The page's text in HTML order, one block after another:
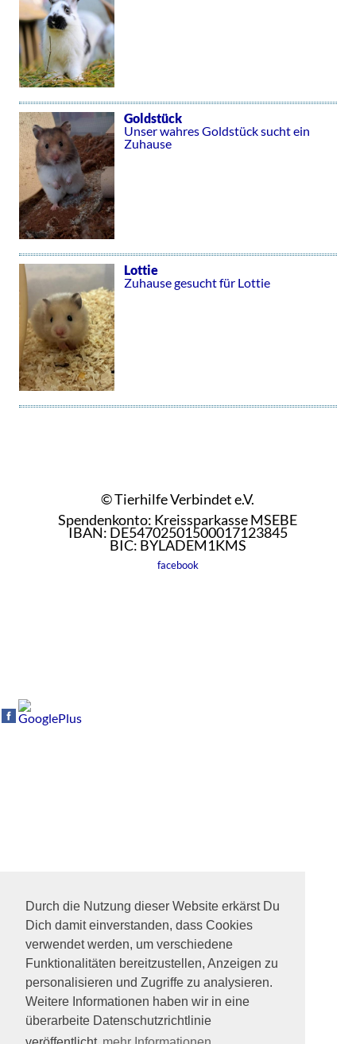
Durch die Nutzung dieser Website erkärst Du
Dich damit einverstanden, dass Cookies
verwendet werden, um verschiedene
Funktionalitäten bereitzustellen, Anzeigen zu
personalisieren und Zugriffe zu analysieren.
Weitere Informationen haben wir in eine
überarbeite Datenschutzrichtlinie
Goldstück
Unser wahres Goldstück sucht ein
Zuhause
Lottie
Zuhause gesucht für Lottie
© Tierhilfe Verbindet e.V.
Spendenkonto: Kreissparkasse MSEBE
IBAN: DE54702501500017123845
BIC: BYLADEM1KMS
facebook